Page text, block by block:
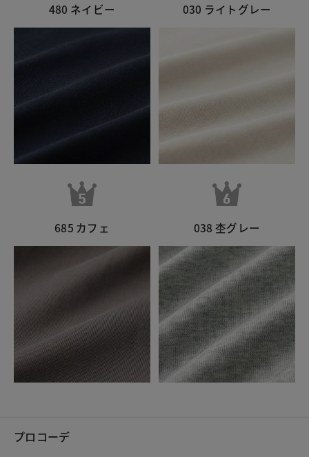
480 ネイビー 030 ライトグレー
685 カフェ 038 杢グレー
プロコーデ